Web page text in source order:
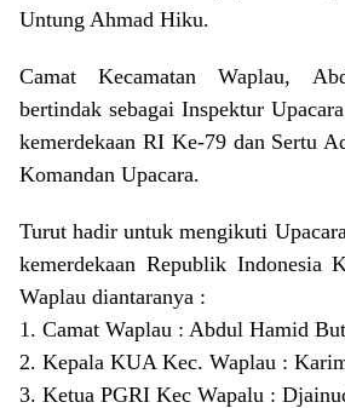
Untung Ahmad Hiku.
Camat Kecamatan Waplau,
bertindak sebagai Inspektur
kemerdekaan RI Ke-79 dan Sertu
Komandan Upacara.
Turut hadir untuk mengikuti
kemerdekaan Republik Indonesia
Waplau diantaranya :
1. Camat Waplau : Abdul Hamid
2. Kepala KUA Kec. Waplau :
3. Ketua PGRI Kec Wapalu :